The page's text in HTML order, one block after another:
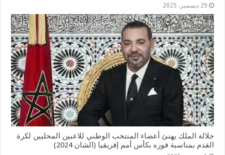
29 ديسمبر، 2025
جلالة الملك يهنئ أعضاء المنتخب الوطني للاعبين المحليين لكرة
القدم بمناسبة فوزه بكأس أمم إفریقیا (الشان 2024)